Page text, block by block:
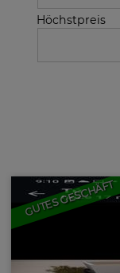
Höchstpreis
GUTES GESCHÄFT